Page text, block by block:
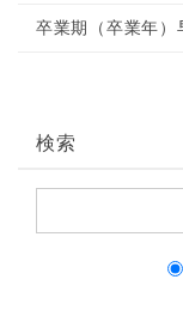
卒業期（卒業年）
検索